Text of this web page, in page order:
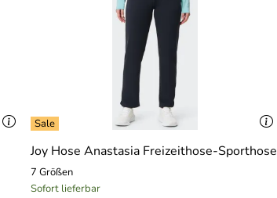
Joy Hose Anastasia Freizeithose-Sporthose
7 Größen
Sofort lieferbar